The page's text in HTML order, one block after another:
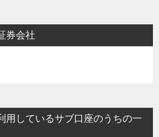
券会社
用しているサブ口座のうちの一